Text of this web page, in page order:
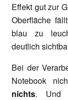
Effekt gut zur
Oberfläche
blau zu
deutlich
Bei der
Notebook
nichts. Und